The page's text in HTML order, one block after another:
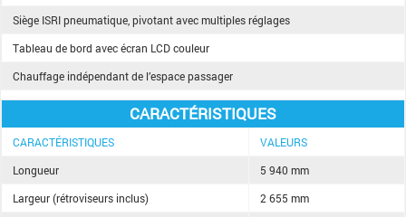
Siège ISRI pneumatique, pivotant avec multiples réglages
Tableau de bord avec écran LCD couleur
Chauffage indépendant de l’espace passager
CARACTÉRISTIQUES
CARACTÉRISTIQUES
VALEURS
Longueur
5 940 mm
Largeur (rétroviseurs inclus)
2 655 mm